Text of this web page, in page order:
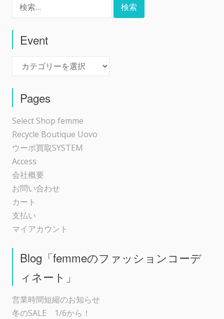
ビ
ゲ
ー
シ
ョ
ン
Event
Pages
Select Shop femme
Recycle Boutique Uovo
ウーボ買取SYSTEM
Access
会社概要
お問い合わせ
カート
支払い
マイアカウント
Blog「femmeのファッションコーデ
ィネート」
営業時間短縮のお知らせ
冬のSALE 1/6から！